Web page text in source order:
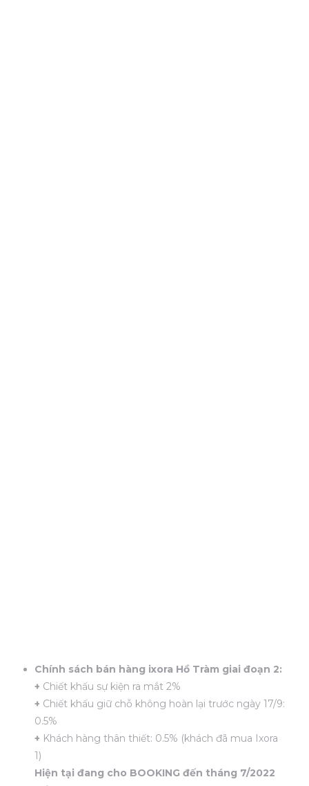
Chính sách bán hàng ixora Hồ Tràm giai đoạn 2:
+ Chiết khấu sự kiện ra mắt 2%
+ Chiết khấu giữ chỗ không hoàn lại trước ngày 17/9:
0.5%
+ Khách hàng thân thiết: 0.5% (khách đã mua Ixora
1)
Hiện tại đang cho BOOKING đến tháng 7/2022